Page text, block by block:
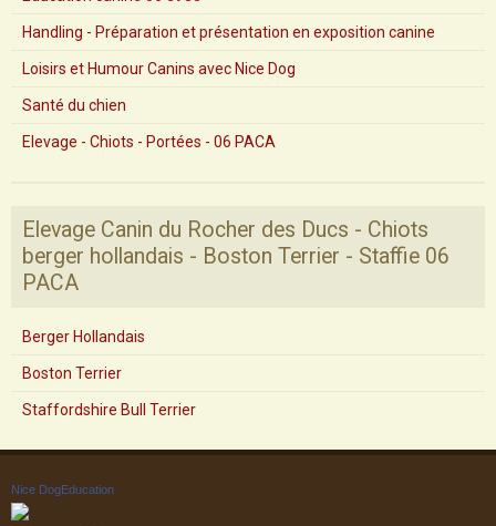
Handling - Préparation et présentation en exposition canine
Loisirs et Humour Canins avec Nice Dog
Santé du chien
Elevage - Chiots - Portées - 06 PACA
Elevage Canin du Rocher des Ducs - Chiots
berger hollandais - Boston Terrier - Staffie 06
PACA
Berger Hollandais
Boston Terrier
Staffordshire Bull Terrier
Nice DogEducation